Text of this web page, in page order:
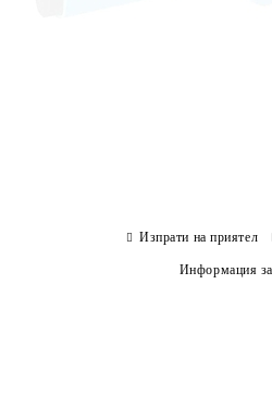
Изпрати на приятел
Информация